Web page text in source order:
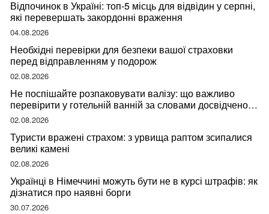
Відпочинок в Україні: топ-5 місць для відвідин у серпні,
які перевершать закордонні враження
04.08.2026
Необхідні перевірки для безпеки вашої страховки
перед відправленням у подорож
02.08.2026
Не поспішайте розпаковувати валізу: що важливо
перевірити у готельній ванній за словами досвідченої
мандрівниці
02.08.2026
Туристи вражені страхом: з урвища раптом зсипалися
великі камені
02.08.2026
Українці в Німеччині можуть бути не в курсі штрафів: як
дізнатися про наявні борги
30.07.2026